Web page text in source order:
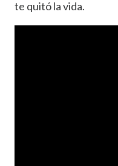
te quitó la vida.